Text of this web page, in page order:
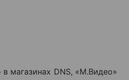
магазинах DNS, «М.Видео»